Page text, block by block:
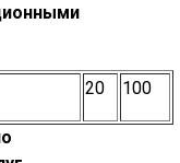
20 100